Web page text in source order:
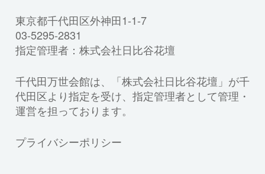
東京都千代田区外神田1-1-7
03-5295-2831
指定管理者：株式会社日比谷花壇
千代田万世会館は、「株式会社日比谷花壇」が千
代田区より指定を受け、指定管理者として管理・
運営を担っております。
プライバシーポリシー